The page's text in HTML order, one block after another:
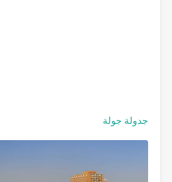
جدولة جولة